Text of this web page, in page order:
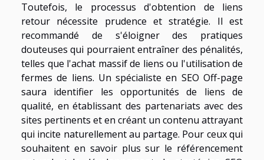
Toutefois, le processus d'obtention de liens
retour nécessite prudence et stratégie. Il est
recommandé de s'éloigner des pratiques
douteuses qui pourraient entraîner des pénalités,
telles que l'achat massif de liens ou l'utilisation de
fermes de liens. Un spécialiste en SEO Off-page
saura identifier les opportunités de liens de
qualité, en établissant des partenariats avec des
sites pertinents et en créant un contenu attrayant
qui incite naturellement au partage. Pour ceux qui
souhaitent en savoir plus sur le référencement